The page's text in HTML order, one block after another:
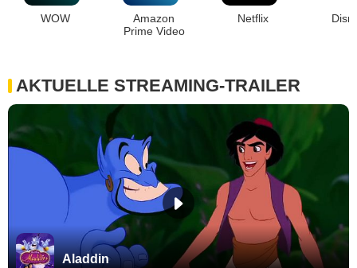
WOW
Amazon
Prime Video
Netflix
AKTUELLE STREAMING-TRAILER
Aladdin